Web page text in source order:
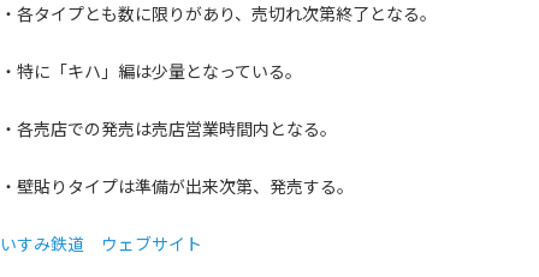
・各タイプとも数に限りがあり、売切れ次第終了となる。
・特に「キハ」編は少量となっている。
・各売店での発売は売店営業時間内となる。
・壁貼りタイプは準備が出来次第、発売する。
いすみ鉄道 ウェブサイト